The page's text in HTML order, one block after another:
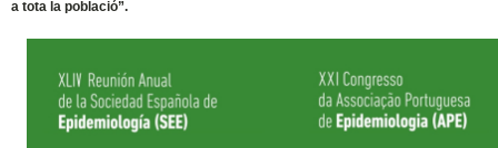
a tota la població”.